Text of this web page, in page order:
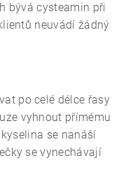
bývá cysteamin při
neuvádí žádný
po celé délce řasy
vyhnout přímému
se nanáší
se vynechávají